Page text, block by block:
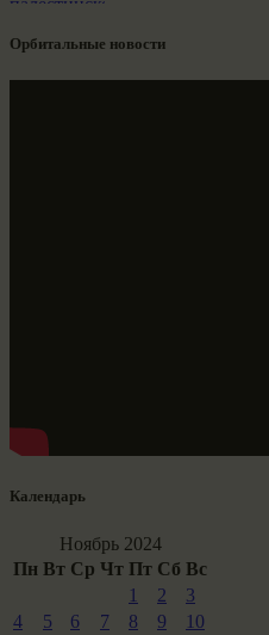
Орбитальные новости
Календарь
Ноябрь 2024
Пн Вт Ср Чт Пт Сб Вс
1
2
3
4
5 6 7 8 9
10